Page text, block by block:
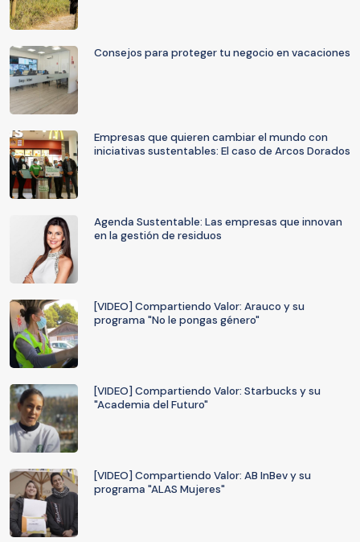
Consejos para proteger tu negocio en vacaciones
Empresas que quieren cambiar el mundo con
iniciativas sustentables: El caso de Arcos Dorados
Agenda Sustentable: Las empresas que innovan
en la gestión de residuos
[VIDEO] Compartiendo Valor: Arauco y su
programa "No le pongas género"
[VIDEO] Compartiendo Valor: Starbucks y su
"Academia del Futuro"
[VIDEO] Compartiendo Valor: AB InBev y su
programa "ALAS Mujeres"